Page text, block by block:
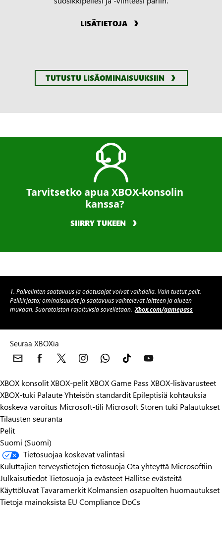
LISÄTIETOJA
TUTUSTU LISÄOMINAISUUKSIIN
Tarvitsetko apua XBOX-konsolin
kanssa?
SIIRRY TUKEEN
1. Palvelinten saatavuus ja odotusajat voivat vaihdella. Vain tuetut pelit.
Pelikirjasto; ominaisuudet ja saatavuus vaihtelevat laitteen ja alueen
mukaan. Suoratoiston rajoituksia sovelletaan. Xbox.com/gamepass
Seuraa XBOXia
XBOX konsolitXBOX-pelitXBOX Game Pass XBOX-lisävarusteet
XBOX-tuki PalauteYhteisön standardit Epileptisiä kohtauksia
koskeva varoitus Microsoft-tili Microsoft Storen tuki Palautukset
Tilausten seuranta
Pelit
Suomi (Suomi)
Tietosuojaa koskevat valintasi
Kuluttajien terveystietojen tietosuoja Ota yhteyttä Microsoftiin
JulkaisutiedotTietosuoja ja evästeet Hallitse evästeitä
KäyttöluvatTavaramerkit Kolmansien osapuolten huomautukset
Tietoja mainoksista EU Compliance DoCs